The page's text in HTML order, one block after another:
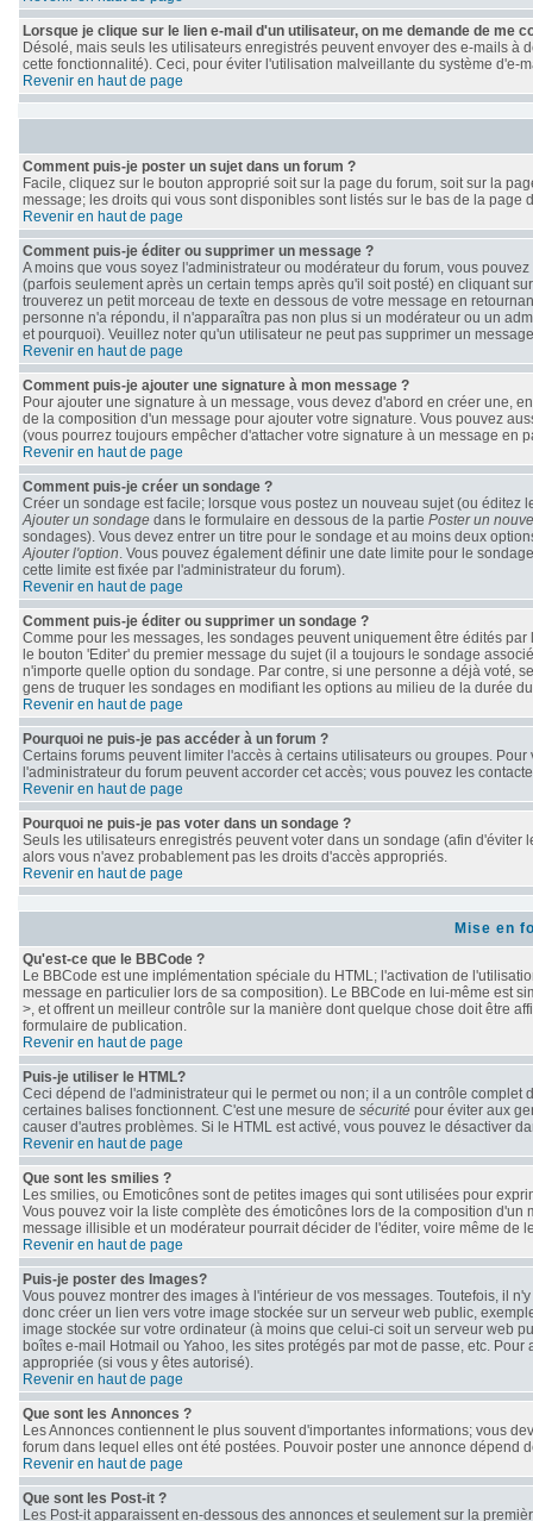
Lorsque je clique sur le lien e-mail d'un utilisateur, on me demande de me
Désolé, mais seuls les utilisateurs enregistrés peuvent envoyer des e-mails
cette fonctionnalité). Ceci, pour éviter l'utilisation malveillante du système d'e-
Revenir en haut de page
Comment puis-je poster un sujet dans un forum ?
Facile, cliquez sur le bouton approprié soit sur la page du forum, soit sur la
message; les droits qui vous sont disponibles sont listés sur le bas de la page
Revenir en haut de page
Comment puis-je éditer ou supprimer un message ?
A moins que vous soyez l'administrateur ou modérateur du forum, vous
(parfois seulement après un certain temps après qu'il soit posté) en cliquant
trouverez un petit morceau de texte en dessous de votre message en
personne n'a répondu, il n'apparaîtra pas non plus si un modérateur ou un
et pourquoi). Veuillez noter qu'un utilisateur ne peut pas supprimer un
Revenir en haut de page
Comment puis-je ajouter une signature à mon message ?
Pour ajouter une signature à un message, vous devez d'abord en créer une,
de la composition d'un message pour ajouter votre signature. Vous pouvez
(vous pourrez toujours empêcher d'attacher votre signature à un message en
Revenir en haut de page
Comment puis-je créer un sondage ?
Créer un sondage est facile; lorsque vous postez un nouveau sujet (ou
Ajouter un sondage dans le formulaire en dessous de la partie Poster un
sondages). Vous devez entrer un titre pour le sondage et au moins deux
Ajouter l'option. Vous pouvez également définir une date limite pour le
cette limite est fixée par l'administrateur du forum).
Revenir en haut de page
Comment puis-je éditer ou supprimer un sondage ?
Comme pour les messages, les sondages peuvent uniquement être édités
le bouton 'Editer' du premier message du sujet (il a toujours le sondage
n'importe quelle option du sondage. Par contre, si une personne a déjà voté,
gens de truquer les sondages en modifiant les options au milieu de la durée
Revenir en haut de page
Pourquoi ne puis-je pas accéder à un forum ?
Certains forums peuvent limiter l'accès à certains utilisateurs ou groupes.
l'administrateur du forum peuvent accorder cet accès; vous pouvez les
Revenir en haut de page
Pourquoi ne puis-je pas voter dans un sondage ?
Seuls les utilisateurs enregistrés peuvent voter dans un sondage (afin
alors vous n'avez probablement pas les droits d'accès appropriés.
Revenir en haut de page
Mise en
Qu'est-ce que le BBCode ?
Le BBCode est une implémentation spéciale du HTML; l'activation de
message en particulier lors de sa composition). Le BBCode en lui-même est
>, et offrent un meilleur contrôle sur la manière dont quelque chose doit être
formulaire de publication.
Revenir en haut de page
Puis-je utiliser le HTML?
Ceci dépend de l'administrateur qui le permet ou non; il a un contrôle
certaines balises fonctionnent. C'est une mesure de sécurité pour éviter aux
causer d'autres problèmes. Si le HTML est activé, vous pouvez le désactiver
Revenir en haut de page
Que sont les smilies ?
Les smilies, ou Emoticônes sont de petites images qui sont utilisées pour
Vous pouvez voir la liste complète des émoticônes lors de la composition
message illisible et un modérateur pourrait décider de l'éditer, voire même de
Revenir en haut de page
Puis-je poster des Images?
Vous pouvez montrer des images à l'intérieur de vos messages. Toutefois, il
donc créer un lien vers votre image stockée sur un serveur web public,
image stockée sur votre ordinateur (à moins que celui-ci soit un serveur web
boîtes e-mail Hotmail ou Yahoo, les sites protégés par mot de passe, etc.
appropriée (si vous y êtes autorisé).
Revenir en haut de page
Que sont les Annonces ?
Les Annonces contiennent le plus souvent d'importantes informations; vous
forum dans lequel elles ont été postées. Pouvoir poster une annonce dépend
Revenir en haut de page
Que sont les Post-it ?
Les Post-it apparaissent en-dessous des annonces et seulement sur la